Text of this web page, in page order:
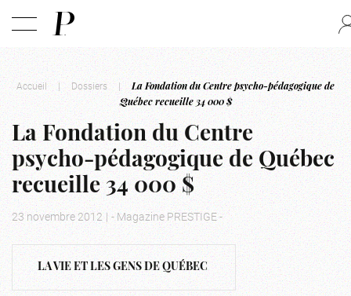
Accueil | Dossiers |
La Fondation du Centre psycho-pédagogique de
Québec recueille 34 000 $
La Fondation du Centre
psycho-pédagogique de Québec
recueille 34 000 $
23 novembre 2012 | - Magazine PRESTIGE -
LA VIE ET LES GENS DE QUÉBEC